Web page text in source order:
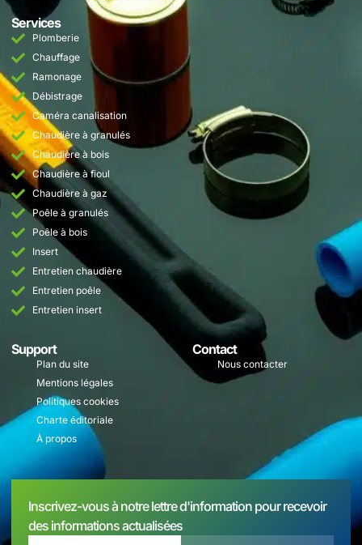
Services
Plomberie
Chauffage
Ramonage
Débistrage
Caméra canalisation
Chaudière à granulés
Chaudière à bois
Chaudière à fioul
Chaudière à gaz
Poêle à granulés
Poêle à bois
Insert
Entretien chaudière
Entretien poêle
Entretien insert
Support
Plan du site
Mentions légales
Politiques cookies
Charte éditoriale
À propos
Contact
Nous contacter
Inscrivez-vous à notre lettre d'information pour recevoir
des informations actualisées